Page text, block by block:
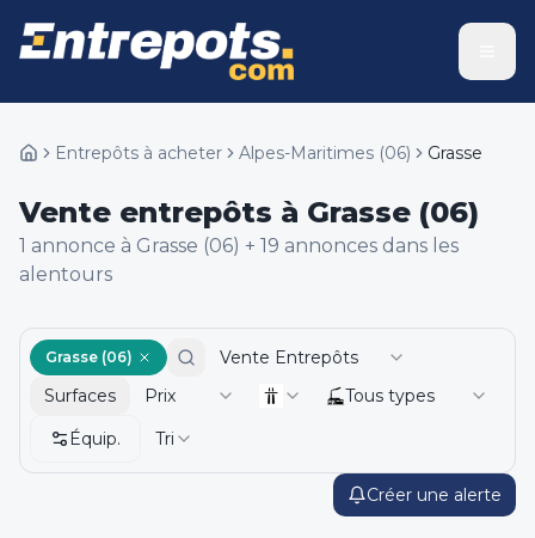
Entrepôts à acheter Alpes-Maritimes (06) Grasse
Vente entrepôts à Grasse (06)
1 annonce à Grasse (06) + 19 annonces dans les
alentours
Créer une alerte
Grasse (06)
Vente Entrepôts
Surfaces
Prix
Tous types
Équip.
Tri